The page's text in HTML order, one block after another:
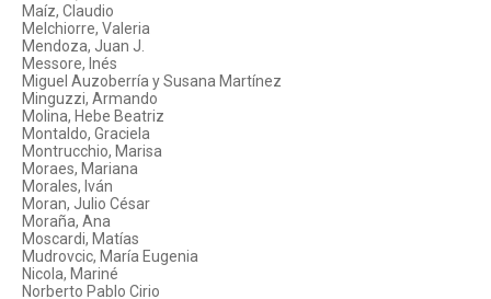
Maíz, Claudio
Melchiorre, Valeria
Mendoza, Juan J.
Messore, Inés
Miguel Auzoberría y Susana Martínez
Minguzzi, Armando
Molina, Hebe Beatriz
Montaldo, Graciela
Montrucchio, Marisa
Moraes, Mariana
Morales, Iván
Moran, Julio César
Moraña, Ana
Moscardi, Matías
Mudrovcic, María Eugenia
Nicola, Mariné
Norberto Pablo Cirio